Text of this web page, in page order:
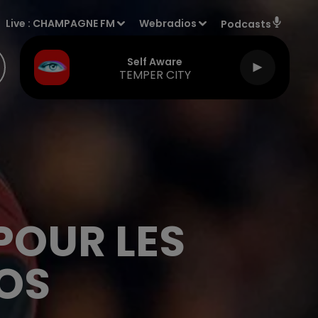
Live : CHAMPAGNE FM Webradios Podcasts
Self Aware
TEMPER CITY
LES